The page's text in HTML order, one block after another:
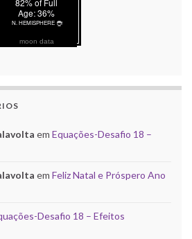
moon data
em Equações-Desafio 18 –
em Feliz Natal e Próspero Ano
Desafio 18 – Efeitos